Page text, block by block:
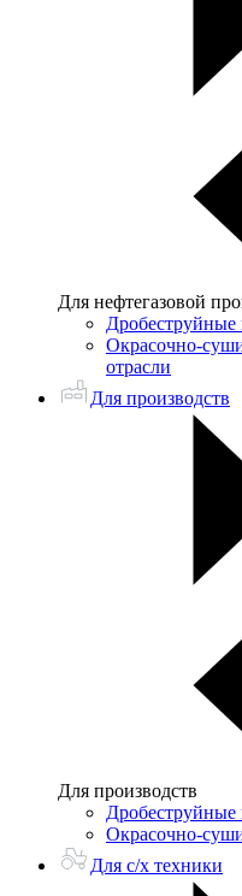
Для нефтегазовой
Дробеструйные
Окрасочно-
отрасли
Для производств
Для производств
Дробеструйные
Окрасочно-
Для с/х техники